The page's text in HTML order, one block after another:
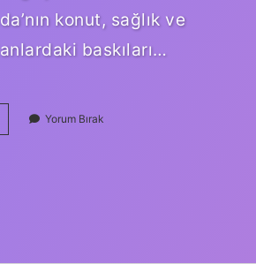
konut, sağlık ve
baskıları…
Yorum Bırak